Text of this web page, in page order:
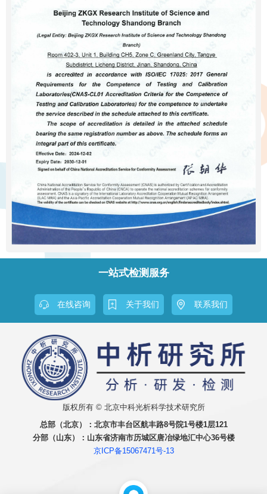
一站式检测服务
在线咨询 关于我们 联系我们
版权所有 © 北京中科光析科学技术研究所
总部（北京）： 北京市丰台区航丰路8号院1号楼1层121
分部（山东）： 山东省济南市历城区唐冶绿地汇中心36号楼
京ICP备15067471号-13